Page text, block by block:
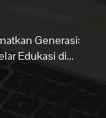
Generasi:
Edukasi di...